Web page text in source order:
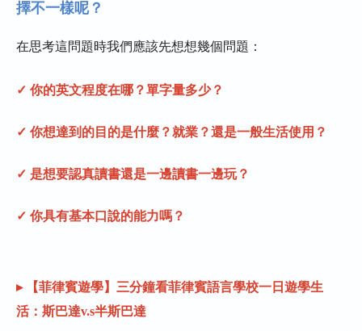
擇不一樣呢？
在思考這問題時我們應該先想想幾個問題：
✓ 你的英文程度在哪？單字量多少？
✓ 你想達到的目的是什麼？就業？還是一般生活使用？
✓ 是想要認真讀書還是一邊讀書一邊玩？
✓ 你具有基本口說的能力嗎？
▸ 【菲律賓遊學】三分鐘看菲律賓語言學校一日遊學生
活：斯巴達v.s半斯巴達